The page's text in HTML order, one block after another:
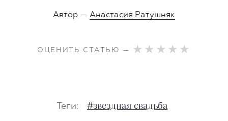
Автор — Анастасия Ратушняк
ОЦЕНИТЬ СТАТЬЮ —
Теги: #звездная свадьба